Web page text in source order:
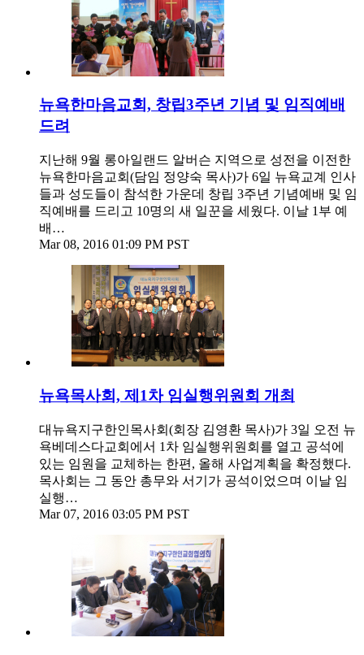
뉴욕한마음교회, 창립3주년 기념 및 임직예배
드려
지난해 9월 롱아일랜드 알버슨 지역으로 성전을 이전한
뉴욕한마음교회(담임 정양숙 목사)가 6일 뉴욕교계 인사
들과 성도들이 참석한 가운데 창립 3주년 기념예배 및 임
직예배를 드리고 10명의 새 일꾼을 세웠다. 이날 1부 예
배…
Mar 08, 2016 01:09 PM PST
뉴욕목사회, 제1차 임실행위원회 개최
대뉴욕지구한인목사회(회장 김영환 목사)가 3일 오전 뉴
욕베데스다교회에서 1차 임실행위원회를 열고 공석에
있는 임원을 교체하는 한편, 올해 사업계획을 확정했다.
목사회는 그 동안 총무와 서기가 공석이었으며 이날 임
실행…
Mar 07, 2016 03:05 PM PST